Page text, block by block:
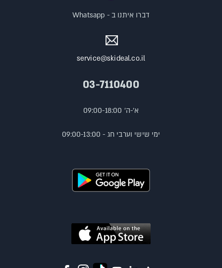
service@skideal.co.il
03-7110400
א'-ה' 09:00-18:00
ימי שישי וערבי חג - 09:00-13:00
דברו איתנו ב - Whatsapp